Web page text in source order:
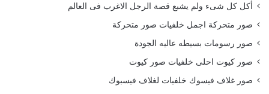
أكل كل شىء ولم يشبع قصة الرجل الاغرب فى العالم
صور متحركة اجمل خلفيات صور متحركة
صور رسومات بسيطه عاليه الجودة
صور كيوت احلى خلفيات صور كيوت
صور غلاف فيسوك خلفيات لغلاف فيسبوك